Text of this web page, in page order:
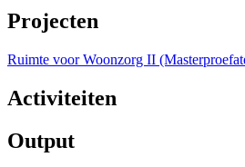
Projecten
Ruimte voor Woonzorg II
Activiteiten
Output